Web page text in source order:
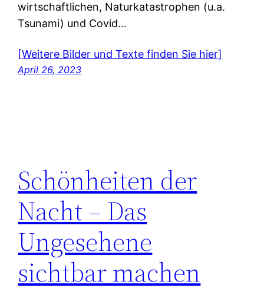
wirtschaftlichen, Naturkatastrophen (u.a.
Tsunami) und Covid…
[Weitere Bilder und Texte finden Sie hier]
April 26, 2023
Schönheiten der
Nacht – Das
Ungesehene
sichtbar machen